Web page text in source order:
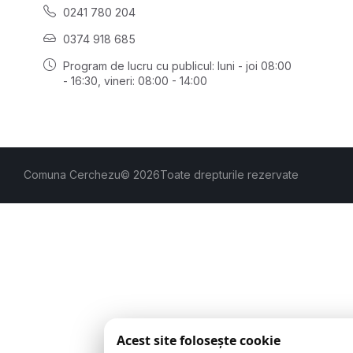
0241 780 204
0374 918 685
Program de lucru cu publicul: luni - joi 08:00
- 16:30 , vineri: 08:00 - 14:00
Comuna Cerchezu© 2026Toate drepturile rezervate
Acest site folosește cookie